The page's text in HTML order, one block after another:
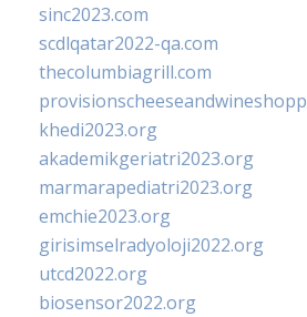
sinc2023.com
scdlqatar2022-qa.com
thecolumbiagrill.com
khedi2023.org
akademikgeriatri2023.org
marmarapediatri2023.org
emchie2023.org
girisimselradyoloji2022.org
utcd2022.org
biosensor2022.org